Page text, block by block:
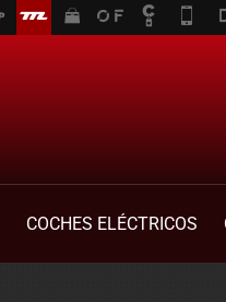
COCHES ELÉCTRICOS